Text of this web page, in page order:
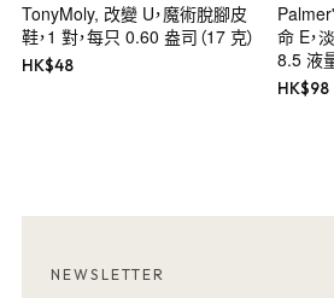
TonyMoly, 改變 U，魔術脫腳皮
鞋，1 對，每只 0.60 盎司（17 克）
HK$48
命 E，
8.5 液
HK$98
NEWSLETTER